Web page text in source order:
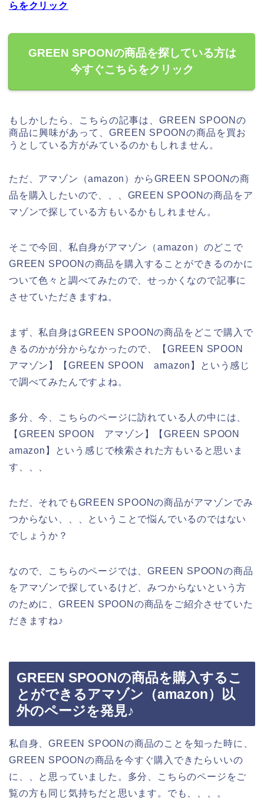
らをクリック
GREEN SPOONの商品を探している方は
今すぐこちらをクリック
もしかしたら、こちらの記事は、GREEN SPOONの
商品に興味があって、GREEN SPOONの商品を買お
うとしている方がみているのかもしれません。
ただ、アマゾン（amazon）からGREEN SPOONの商
品を購入したいので、、、GREEN SPOONの商品をア
マゾンで探している方もいるかもしれません。
そこで今回、私自身がアマゾン（amazon）のどこで
GREEN SPOONの商品を購入することができるのかに
ついて色々と調べてみたので、せっかくなので記事に
させていただきますね。
まず、私自身はGREEN SPOONの商品をどこで購入で
きるのかが分からなかったので、【GREEN SPOON
アマゾン】【GREEN SPOON amazon】という感じ
で調べてみたんですよね。
多分、今、こちらのページに訪れている人の中には、
【GREEN SPOON アマゾン】【GREEN SPOON
amazon】という感じで検索された方もいると思いま
す、、、
ただ、それでもGREEN SPOONの商品がアマゾンでみ
つからない、、、ということで悩んでいるのではない
でしょうか？
なので、こちらのページでは、GREEN SPOONの商品
をアマゾンで探しているけど、みつからないという方
のために、GREEN SPOONの商品をご紹介させていた
だきますね♪
GREEN SPOONの商品を購入するこ
とができるアマゾン（amazon）以
外のページを発見♪
私自身、GREEN SPOONの商品のことを知った時に、
GREEN SPOONの商品を今すぐ購入できたらいいの
に、、と思っていました。多分、こちらのページをご
覧の方も同じ気持ちだと思います。でも、、、。